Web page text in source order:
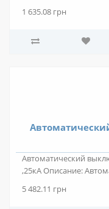
1 635.08 грн
Автоматический
,25кА Описание:
5 482.11 грн